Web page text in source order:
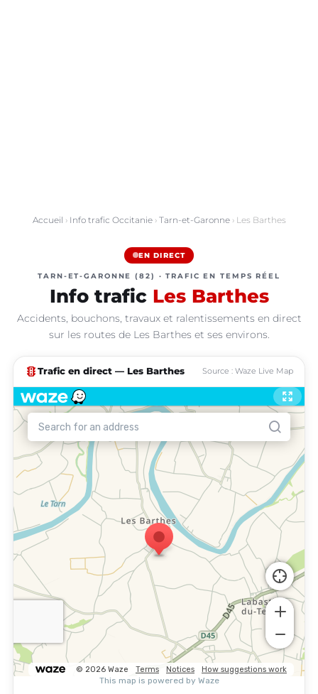
Accueil › Info trafic Occitanie› Tarn-et-Garonne› Les Barthes
EN DIRECT
TARN-ET-GARONNE (82) · TRAFIC EN TEMPS RÉEL
Info trafic Les Barthes
Accidents, bouchons, travaux et ralentissements en direct
sur les routes de Les Barthes et ses environs.
traffic Trafic en direct — Les Barthes Source : Waze Live Map